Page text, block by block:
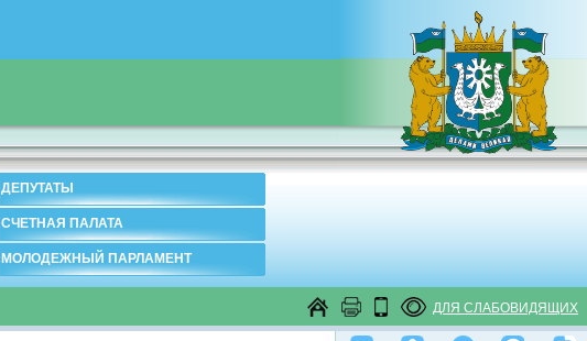
ДЕПУТАТЫ
СЧЕТНАЯ ПАЛАТА
МОЛОДЕЖНЫЙ ПАРЛАМЕНТ
ДЛЯ СЛАБОВИДЯЩИХ